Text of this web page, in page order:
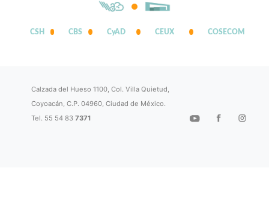
CSH CBS CyAD CEUX COSECOM
Calzada del Hueso 1100, Col. Villa Quietud,
Coyoacán, C.P. 04960, Ciudad de México.
Tel. 55 54 837371